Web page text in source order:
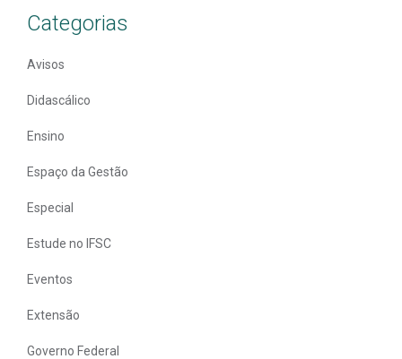
Categorias
Avisos
Didascálico
Ensino
Espaço da Gestão
Especial
Estude no IFSC
Eventos
Extensão
Governo Federal